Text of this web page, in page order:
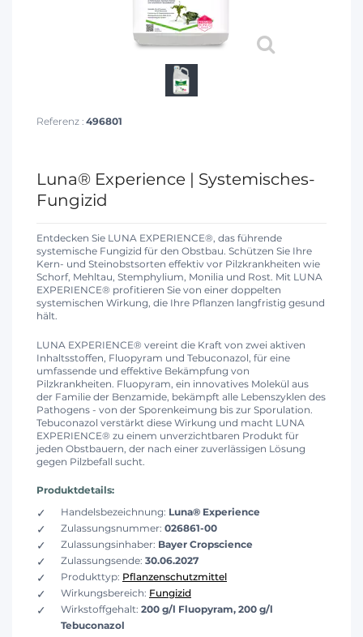
Referenz : 496801
Luna® Experience | Systemisches-
Fungizid
Entdecken Sie LUNA EXPERIENCE®, das führende
systemische Fungizid für den Obstbau. Schützen Sie Ihre
Kern- und Steinobstsorten effektiv vor Pilzkrankheiten wie
Schorf, Mehltau, Stemphylium, Monilia und Rost. Mit LUNA
EXPERIENCE® profitieren Sie von einer doppelten
systemischen Wirkung, die Ihre Pflanzen langfristig gesund
hält.
LUNA EXPERIENCE® vereint die Kraft von zwei aktiven
Inhaltsstoffen, Fluopyram und Tebuconazol, für eine
umfassende und effektive Bekämpfung von
Pilzkrankheiten. Fluopyram, ein innovatives Molekül aus
der Familie der Benzamide, bekämpft alle Lebenszyklen des
Pathogens - von der Sporenkeimung bis zur Sporulation.
Tebuconazol verstärkt diese Wirkung und macht LUNA
EXPERIENCE® zu einem unverzichtbaren Produkt für
jeden Obstbauern, der nach einer zuverlässigen Lösung
gegen Pilzbefall sucht.
Produktdetails:
Handelsbezeichnung: Luna® Experience
Zulassungsnummer: 026861-00
Zulassungsinhaber: Bayer Cropscience
Zulassungsende: 30.06.2027
Produkttyp: Pflanzenschutzmittel
Wirkungsbereich: Fungizid
Wirkstoffgehalt: 200 g/l Fluopyram, 200 g/l
Tebuconazol